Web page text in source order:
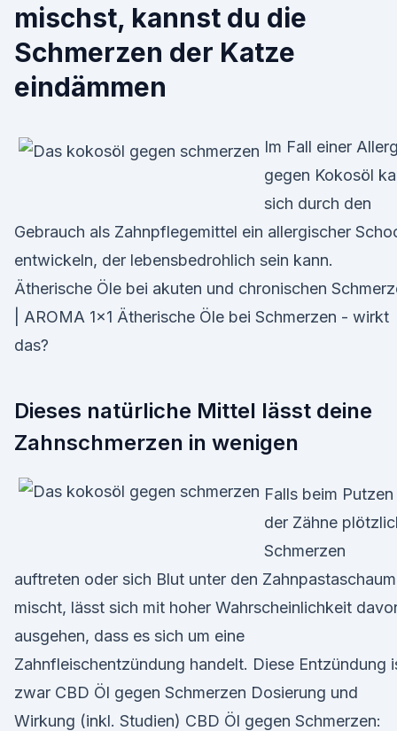
mischst, kannst du die
Schmerzen der Katze
eindämmen
Im Fall einer
gegen Kokosöl
sich durch den
Gebrauch als Zahnpflegemittel ein allergischer
entwickeln, der lebensbedrohlich sein kann.
Ätherische Öle bei akuten und chronischen
| AROMA 1x1 Ätherische Öle bei Schmerzen - wirkt
das?
Dieses natürliche Mittel lässt deine
Zahnschmerzen in wenigen
Falls beim Putzen
der Zähne
Schmerzen
auftreten oder sich Blut unter den Zahnpastaschaum
mischt, lässt sich mit hoher Wahrscheinlichkeit
ausgehen, dass es sich um eine
Zahnfleischentzündung handelt. Diese Entzündung
zwar CBD Öl gegen Schmerzen Dosierung und
Wirkung (inkl. Studien) CBD Öl gegen Schmerzen: